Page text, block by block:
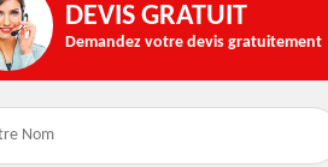
DEVIS GRATUIT
Demandez votre devis gratuitement